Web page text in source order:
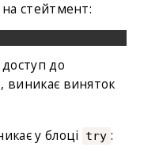
на стейтмент:
до
виникає виняток
у блоці try :